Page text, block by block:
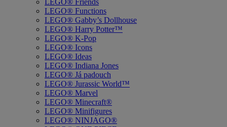
LEGO® Friends
LEGO® Functions
LEGO® Gabby’s Dollhouse
LEGO® Harry Potter™
LEGO® K-Pop
LEGO® Icons
LEGO® Ideas
LEGO® Indiana Jones
LEGO® Já padouch
LEGO® Jurassic World™
LEGO® Marvel
LEGO® Minecraft®
LEGO® Minifigures
LEGO® NINJAGO®